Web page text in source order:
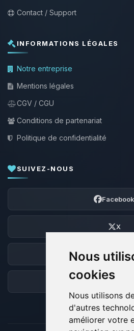
Nous
cookies
Nous utilisons
d'autres
améliorer votre
Contact / Support
INFORMATIONS LÉGALES
Notre entreprise
Mentions légales
CGV / CGU
Conditions de partenariat
Politique de confidentialité
SUIVEZ-NOUS
Facebook
X
Discord
Forum